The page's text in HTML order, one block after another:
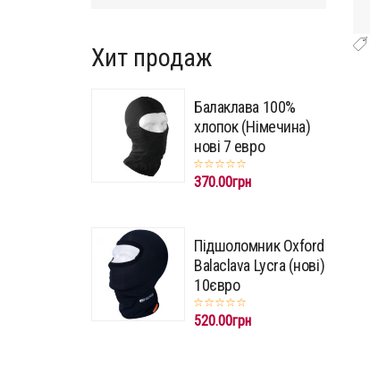
Хит продаж
Балаклава 100%
хлопок (Німечина)
нові 7 евро
370.00грн
Підшоломник Oxford
Balaclava Lycra (нові)
10євро
520.00грн